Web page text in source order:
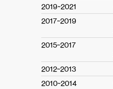
2019~2021
2017~2019
2015~2017
2012~2013
2010~2014